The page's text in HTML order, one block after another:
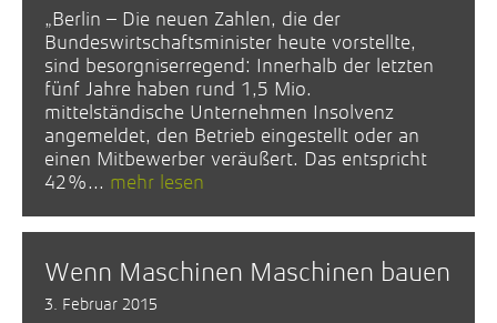
„Berlin – Die neuen Zahlen, die der
Bundeswirtschaftsminister heute vorstellte,
sind besorgniserregend: Innerhalb der letzten
fünf Jahre haben rund 1,5 Mio.
mittelständische Unternehmen Insolvenz
angemeldet, den Betrieb eingestellt oder an
einen Mitbewerber veräußert. Das entspricht
42%... mehr lesen
Wenn Maschinen Maschinen bauen
3. Februar 2015